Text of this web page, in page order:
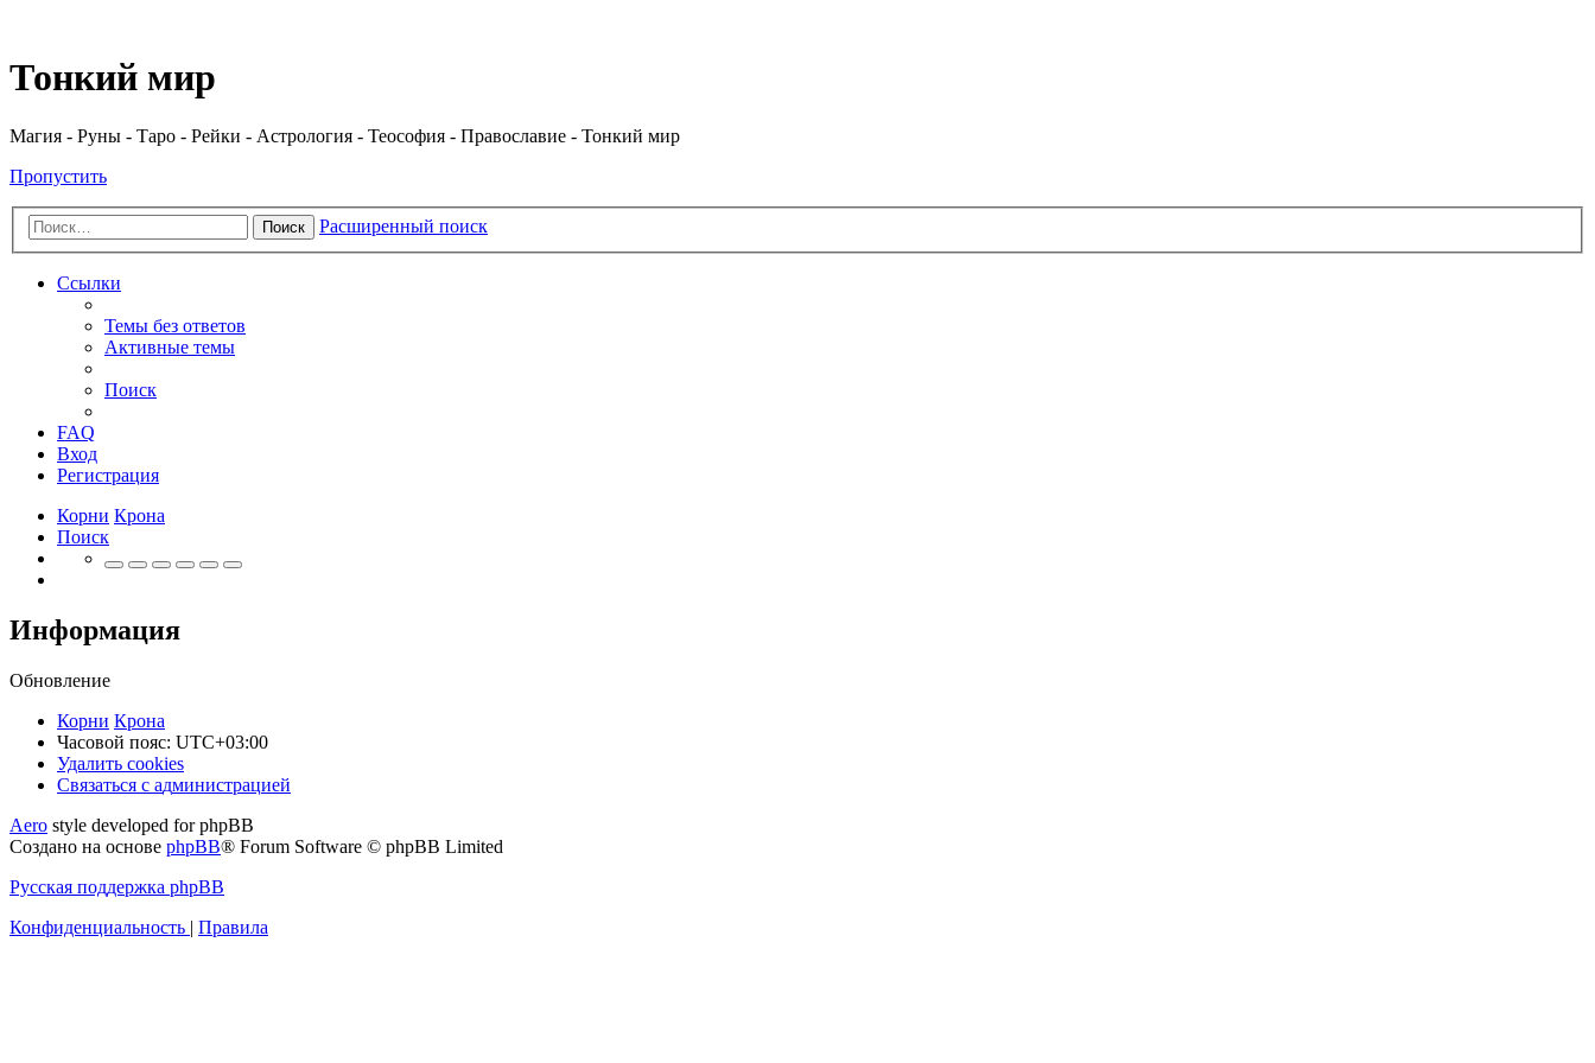
Тонкий мир
Магия - Руны - Таро - Рейки - Астрология - Теософия - Православие - Тонкий мир
Пропустить
Поиск Расширенный поиск
Ссылки
Темы без ответов
Активные темы
Поиск
FAQ
Вход
Регистрация
Корни Крона
Поиск
Информация
Обновление
Корни Крона
Часовой пояс: UTC+03:00
Удалить cookies
Связаться
администрацией
Связаться с администрацией
Aero style developed for phpBB
Создано на основе phpBB® Forum Software © phpBB Limited
Русская поддержка phpBB
Конфиденциальность | Правила